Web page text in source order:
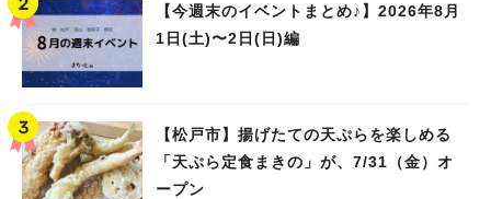
【今週末のイベントまとめ♪】2026年8月
1日(土)〜2日(日)編
【松戸市】揚げたての天ぷらを楽しめる
「天ぷら定食まきの」が、7/31（金）オ
ープン